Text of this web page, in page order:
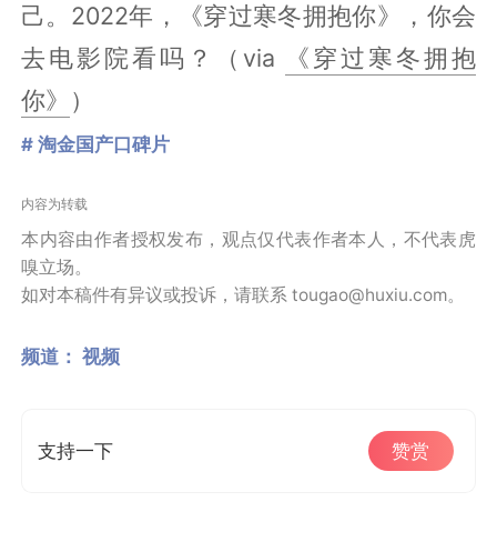
己。2022年，《穿过寒冬拥抱你》，你会
去电影院看吗？（via
《穿过寒冬拥抱
你》 ）
# 淘金国产口碑片
内容为转载
本内容由作者授权发布，观点仅代表作者本人，不代表虎
嗅立场。
如对本稿件有异议或投诉，请联系 tougao@huxiu.com。
频道： 视频
支持一下 赞赏